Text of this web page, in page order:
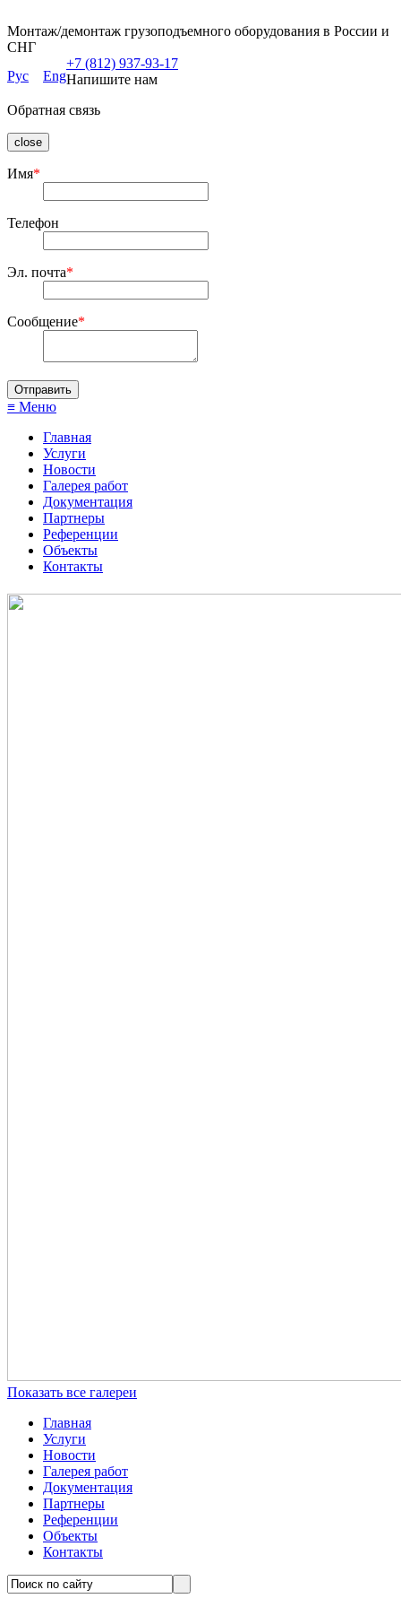
Монтаж/демонтаж грузоподъемного оборудования в России и
СНГ
Рус
Eng
+7 (812) 937-93-17
Напишите нам
Обратная связь
close
Имя*
Телефон
Эл. почта*
Сообщение*
≡ Меню
Главная
Услуги
Новости
Галерея работ
Документация
Партнеры
Референции
Объекты
Контакты
Показать все галереи
Главная
Услуги
Новости
Галерея работ
Документация
Партнеры
Референции
Объекты
Контакты